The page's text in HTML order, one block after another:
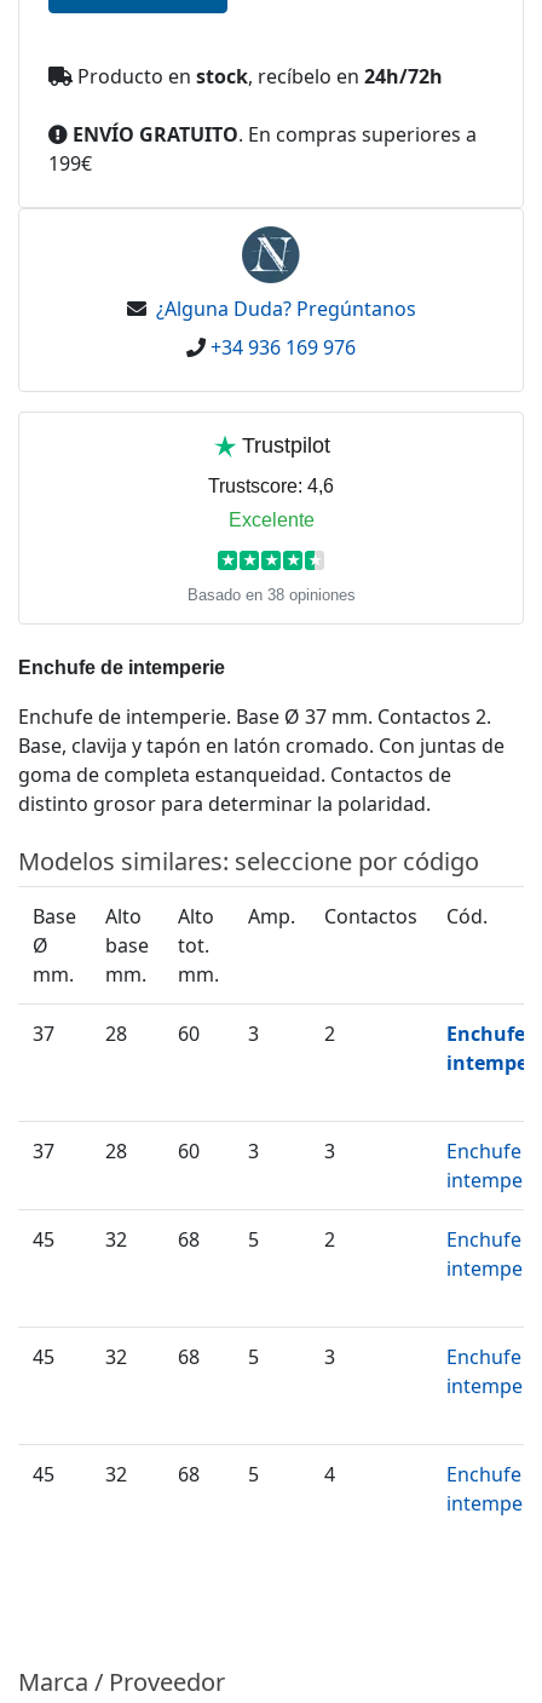
Producto en stock, recíbelo en 24h/72h
ENVÍO GRATUITO. En compras superiores a
199€
¿Alguna Duda? Pregúntanos
+34 936 169 976
Trustpilot
Trustscore: 4,6
Excelente
★ ★ ★ ★ ★
Basado en 38 opiniones
Enchufe de intemperie
Enchufe de intemperie. Base Ø 37 mm. Contactos 2.
Base, clavija y tapón en latón cromado. Con juntas de
goma de completa estanqueidad. Contactos de
distinto grosor para determinar la polaridad.
Modelos similares: seleccione por código
Base
Ø
mm.
Alto
base
mm.
Alto
tot.
mm.
Amp. Contactos Cód.
37 28 60 3 2
Enchufe
37 28 60 3 3
Enchufe
45 32 68 5 2
Enchufe
45 32 68 5 3
Enchufe
45 32 68 5 4
Enchufe
Marca / Proveedor